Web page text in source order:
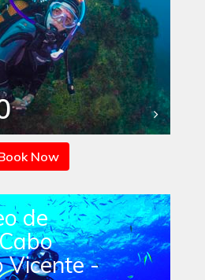
Now
de
Vicente -